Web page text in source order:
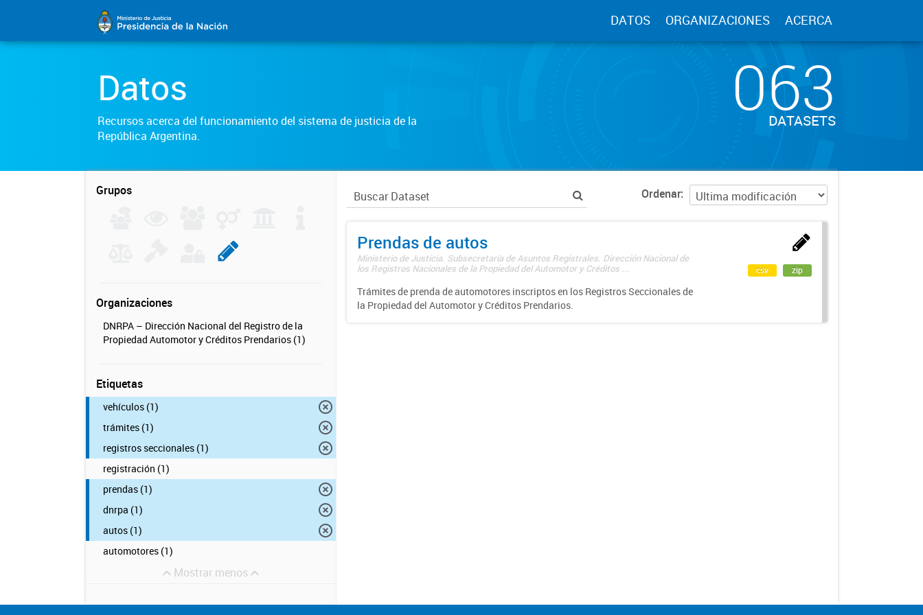
DATOS ORGANIZACIONES ACERCA
Datos
Recursos acerca del funcionamiento del sistema de justicia de la
República Argentina.
063
DATASETS
Grupos
Organizaciones
DNRPA – Dirección Nacional del Registro de la
Propiedad Automotor y Créditos Prendarios (1)
Etiquetas
vehículos (1)
trámites (1)
registros seccionales (1)
registración (1)
prendas (1)
dnrpa (1)
autos (1)
automotores (1)
Mostrar menos
Ordenar
Prendas de autos
Ministerio de Justicia. Subsecretaría de Asuntos Registrales. Dirección Nacional de
los Registros Nacionales de la Propiedad del Automotor y Créditos ...
Trámites de prenda de automotores inscriptos en los Registros Seccionales de
la Propiedad del Automotor y Créditos Prendarios.
csv zip